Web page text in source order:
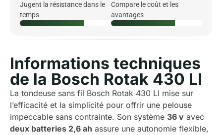
Jugent la résistance dans le
temps
Compare le coût et les
avantages
Informations techniques
de la Bosch Rotak 430 LI
La tondeuse sans fil Bosch Rotak 430 LI mise sur
l’efficacité et la simplicité pour offrir une pelouse
impeccable sans contrainte. Son système 36 v avec
deux batteries 2,6 ah assure une autonomie flexible,